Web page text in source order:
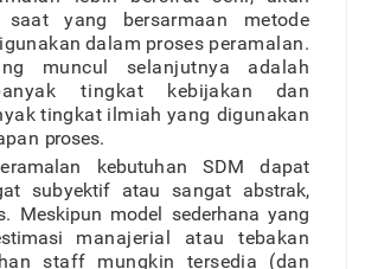
saatyang bersarmaan metode
ndalam proses peramalan.
g muncul selanjutnya adalah
tingkat kebijakandan
ktingkat ilmiahyang digunakan
n proses.
n kebutuhan SDMdapat
subyektif atau sangat abstrak,
Meskipun model sederhana yang
manajerial atau tebakan
nstaff mungkin tersedia (dan